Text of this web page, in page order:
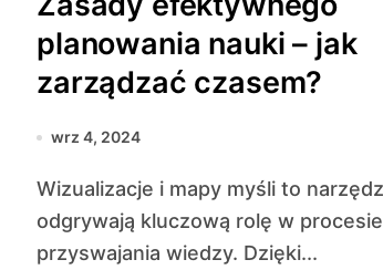
planowania nauki – jak
zarządzać czasem?
wrz 4, 2024
Wizualizacje i mapy myśli to narzędzia, które
odgrywają kluczową rolę w procesie
przyswajania wiedzy. Dzięki...